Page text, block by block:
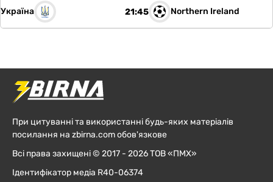
Україна 21:45 Northern Ireland
При цитуванні та використанні будь-яких матеріалів
посилання на zbirna.com обов'язкове
Всі права захищені © 2017 - 2026 ТОВ «ПМХ»
Ідентифікатор медіа R40-06374